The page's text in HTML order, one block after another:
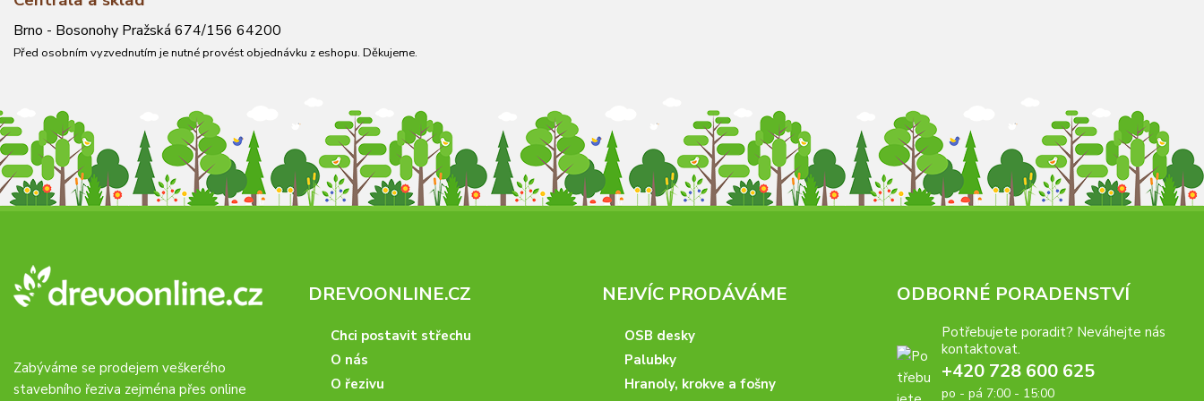
Brno - Bosonohy Pražská 674/156 64200
Před osobním vyzvednutím je nutné provést objednávku z eshopu. Děkujeme.
Zabýváme se prodejem veškerého
stavebního řeziva zejména přes online
DREVOONLINE.CZ
Chci postavit střechu
O nás
O řezivu
NEJVÍC PRODÁVÁME
OSB desky
Palubky
Hranoly, krokve a fošny
ODBORNÉ PORADENSTVÍ
Potřebujete poradit? Neváhejte nás
kontaktovat.
+420 728 600 625
po - pá 7:00 - 15:00